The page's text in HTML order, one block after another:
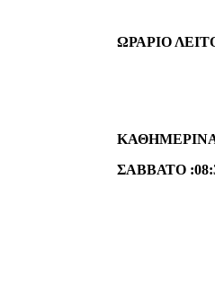
ΩΡΑΡΙΟ
ΚΑΘΗΜΕΡΙΝΑ
ΣΑΒΒΑΤΟ :